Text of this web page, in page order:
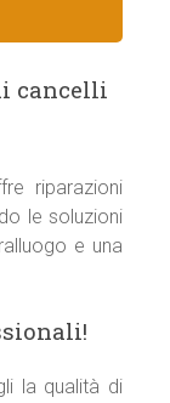
cancelli
riparazioni
le soluzioni
e una
la qualità di